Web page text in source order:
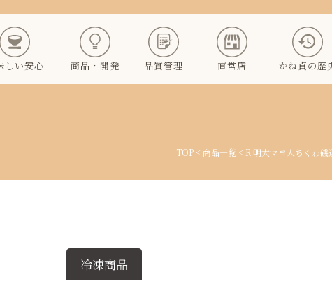
しい安心 商品・開発 品質管理 直営店 かね貞の歴
TOP < 商品一覧 < R 明太マヨ入ちくわ磯
冷凍商品